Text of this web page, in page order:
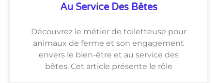
Au Service Des Bêtes
Découvrez le métier de toiletteuse pour
animaux de ferme et son engagement
envers le bien-être et au service des
bêtes. Cet article présente le rôle